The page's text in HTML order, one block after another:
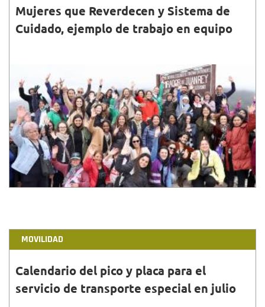
Mujeres que Reverdecen y Sistema de
Cuidado, ejemplo de trabajo en equipo
30•JUN•2023
Durante el encuentro regional Women Deliver 2023,
cuidadoras, mujeres que reverdecen y delegadas
internacionales visitaron el mirador Juan Rey.
MOVILIDAD
Calendario del pico y placa para el
servicio de transporte especial en julio